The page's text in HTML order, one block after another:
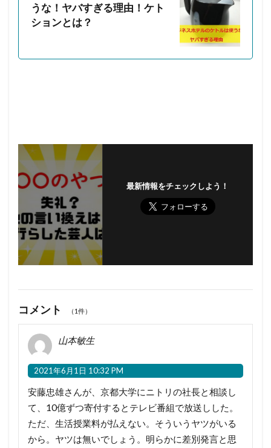
うな！ヤバすぎる理由！ケト
ションとは？
最新情報をチェックしよう！
コメント （1件）
山本敏生
2021年6月1日 10:32 PM
安藤忠雄さんが、京都大学にニトリの社長と相談し
て、10億ずつ寄付するとテレビ番組で放送しした。
ただ、生活授業料が払えない。そういうヤツがいる
から。ヤツは無いでしょう。明らかに差別発言と思